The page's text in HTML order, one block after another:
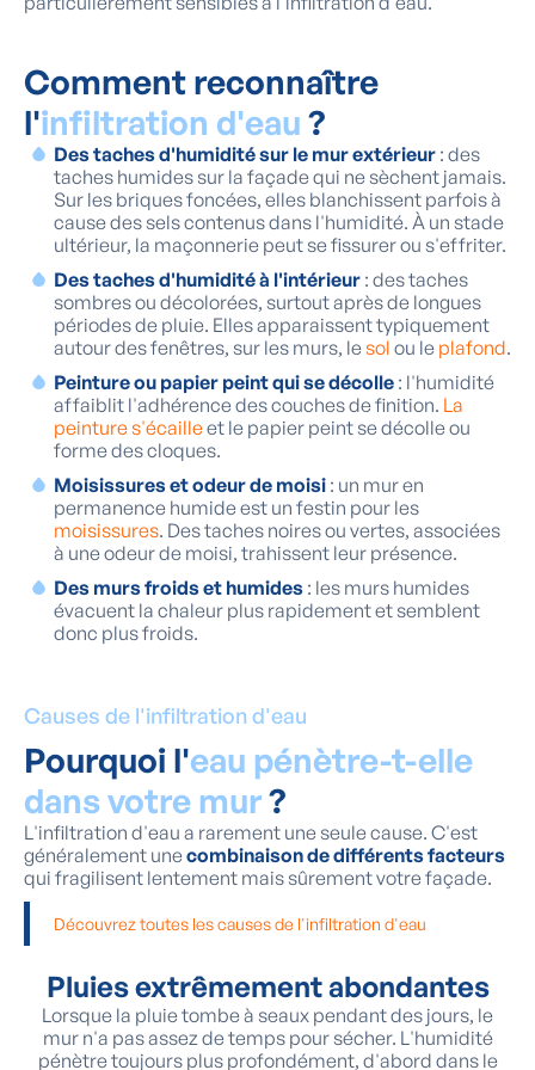
Comment reconnaître
l'infiltration d'eau ?
Des taches d'humidité sur le mur extérieur : des
taches humides sur la façade qui ne sèchent jamais.
Sur les briques foncées, elles blanchissent parfois à
cause des sels contenus dans l'humidité. À un stade
ultérieur, la maçonnerie peut se fissurer ou s'effriter.
Des taches d'humidité à l'intérieur : des taches
sombres ou décolorées, surtout après de longues
périodes de pluie. Elles apparaissent typiquement
autour des fenêtres, sur les murs, lesol ou le plafond.
Peinture ou papier peint qui se décolle : l'humidité
affaiblit l'adhérence des couches de finition. La
peinture s'écailleet le papier peint se décolle ou
forme des cloques.
Moisissures et odeur de moisi : un mur en
permanence humide est un festin pour les
moisissures. Des taches noires ou vertes, associées
à une odeur de moisi, trahissent leur présence.
Des murs froids et humides : les murs humides
évacuent la chaleur plus rapidement et semblent
donc plus froids.
Causes de l'infiltration d'eau
Pourquoi l'eau pénètre-t-elle
dans votre mur?
L'infiltration d'eau a rarement une seule cause. C'est
généralement unecombinaison de différents facteurs
qui fragilisent lentement mais sûrement votre façade.
Découvrez toutes les causes de l'infiltration d'eau
Pluies extrêmement abondantes
Lorsque la pluie tombe à seaux pendant des jours, le
mur n'a pas assez de temps pour sécher. L'humidité
pénètre toujours plus profondément, d'abord dans le